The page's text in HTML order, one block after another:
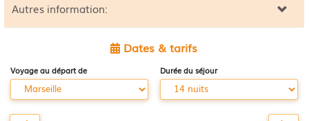
Autres information:
Dates & tarifs
Voyage au départ de Durée du séjour